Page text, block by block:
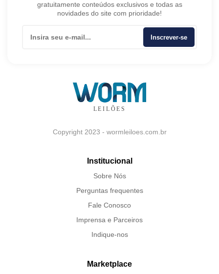
gratuitamente conteúdos exclusivos e todas as
novidades do site com prioridade!
Inscrever-se
Copyright 2023 - wormleiloes.com.br
Institucional
Sobre Nós
Perguntas frequentes
Fale Conosco
Imprensa e Parceiros
Indique-nos
Marketplace